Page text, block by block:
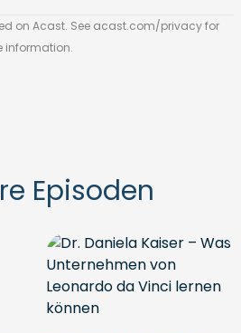
on Acast. See acast.com/privacyfor
information.
Episoden